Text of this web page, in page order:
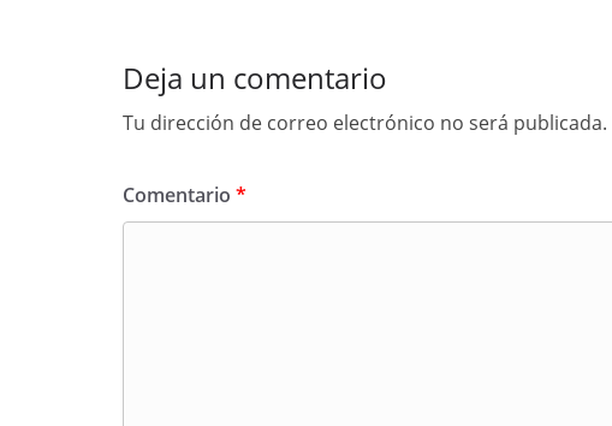
Deja un comentario
Tu dirección de correo electrónico no será publicada.
Comentario *